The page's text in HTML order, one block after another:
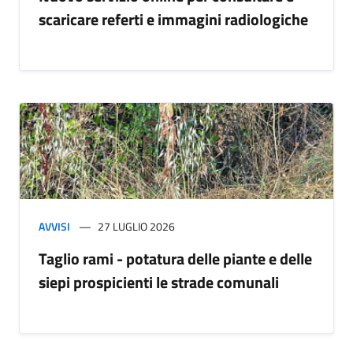
scaricare referti e immagini radiologiche
AVVISI 27 LUGLIO 2026
Taglio rami - potatura delle piante e delle
siepi prospicienti le strade comunali